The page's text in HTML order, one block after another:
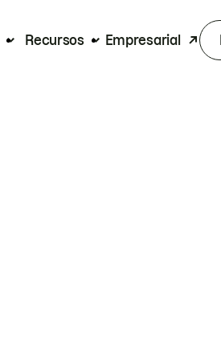
Recursos Empresarial